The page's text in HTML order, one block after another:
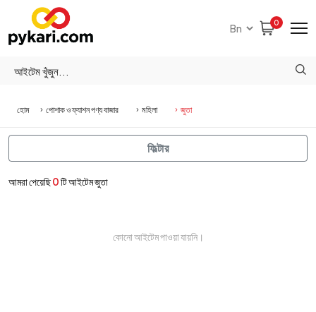
0
হোম পোশাক ও ফ্যাশন পণ্য বাজার মহিলা জুতা
আমরা পেয়েছি0টি আইটেম জুতা
কোনো আইটেম পাওয়া যায়নি।
ফিল্টার